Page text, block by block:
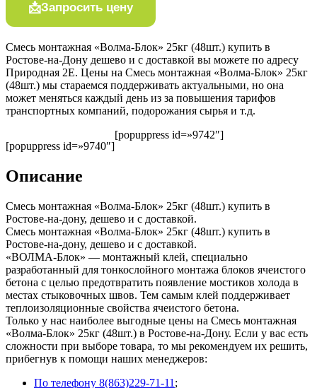
Запросить цену
Смесь монтажная «Волма-Блок» 25кг (48шт.) купить в
Ростове-на-Дону дешево и с доставкой вы можете по адресу
Природная 2Е. Цены на Смесь монтажная «Волма-Блок» 25кг
(48шт.) мы стараемся поддерживать актуальными, но она
может меняться каждый день из за повышения тарифов
транспортных компаний, подорожания сырья и т.д.
[popuppress id=»9740″]
[popuppress id=»9742″]
Описание
Смесь монтажная «Волма-Блок» 25кг (48шт.) купить в
Ростове-на-дону, дешево и с доставкой.
Смесь монтажная «Волма-Блок» 25кг (48шт.) купить в
Ростове-на-дону, дешево и с доставкой.
«ВОЛМА-Блок» — монтажный клей, специально
разработанный для тонкослойного монтажа блоков ячеистого
бетона с целью предотвратить появление мостиков холода в
местах стыковочных швов. Тем самым клей поддерживает
теплоизоляционные свойства ячеистого бетона.
Только у нас наиболее выгодные цены на Смесь монтажная
«Волма-Блок» 25кг (48шт.) в Ростове-на-Дону. Если у вас есть
сложности при выборе товара, то мы рекомендуем их решить,
прибегнув к помощи наших менеджеров:
По телефону 8(863)229-71-11 ;